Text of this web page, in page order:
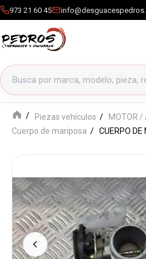
973 21 60 45
Buscar productos
Piezas vehículos
MOTOR /
Cuerpo de mariposa
CUERPO